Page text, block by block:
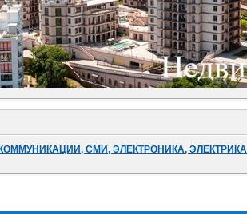
СМИ, ЭЛЕКТРОНИКА, ЭЛЕКТРИКА